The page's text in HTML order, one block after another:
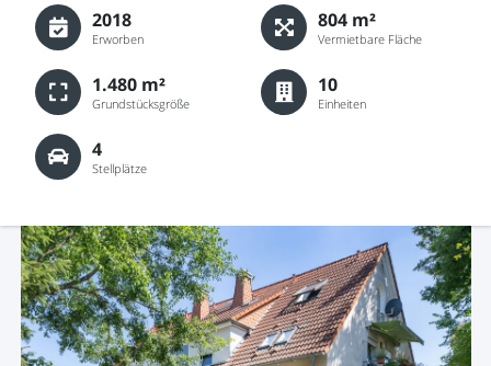
2018
Erworben
804 m²
Vermietbare Fläche
1.480 m²
Grundstücksgröße
10
Einheiten
4
Stellplätze